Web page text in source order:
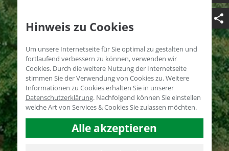
Hinweis zu Cookies
Um unsere Internetseite für Sie optimal zu gestalten und
fortlaufend verbessern zu können, verwenden wir
Cookies. Durch die weitere Nutzung der Internetseite
stimmen Sie der Verwendung von Cookies zu. Weitere
Informationen zu Cookies erhalten Sie in unserer
Datenschutzerklärung. Nachfolgend können Sie einstellen
welche Art von Services & Cookies Sie zulassen möchten.
Alle akzeptieren